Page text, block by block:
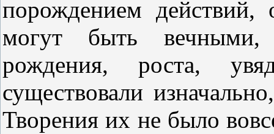
порождением
могут быть
рождения, роста,
существовали
Творения их не было